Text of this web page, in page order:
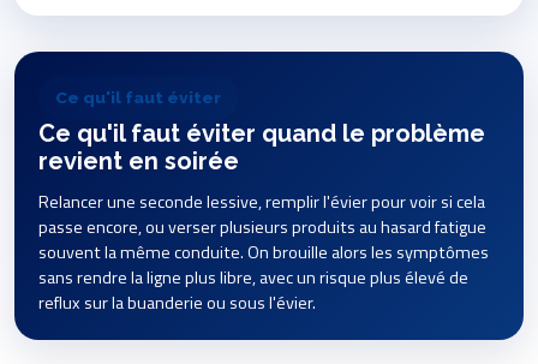
Ce qu'il faut éviter
Ce qu'il faut éviter quand le problème
revient en soirée
Relancer une seconde lessive, remplir l'évier pour voir si cela
passe encore, ou verser plusieurs produits au hasard fatigue
souvent la même conduite. On brouille alors les symptômes
sans rendre la ligne plus libre, avec un risque plus élevé de
reflux sur la buanderie ou sous l'évier.